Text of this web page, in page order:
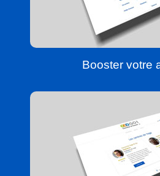
Booster votre